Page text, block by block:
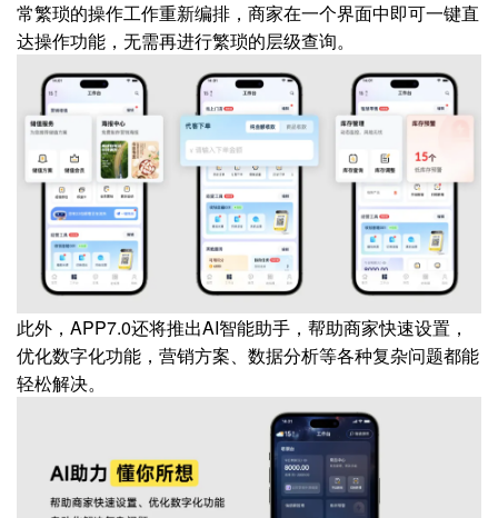
常繁琐的操作工作重新编排，商家在一个界面中即可一键直
达操作功能，无需再进行繁琐的层级查询。
此外，APP7.0还将推出AI智能助手，帮助商家快速设置，
优化数字化功能，营销方案、数据分析等各种复杂问题都能
轻松解决。